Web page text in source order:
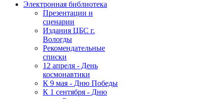
Электронная библиотека
Презентации и
сценарии
Издания ЦБС г.
Вологды
Рекомендательные
списки
12 апреля - День
космонавтики
К 9 мая - Дню Победы
К 1 сентября - Дню